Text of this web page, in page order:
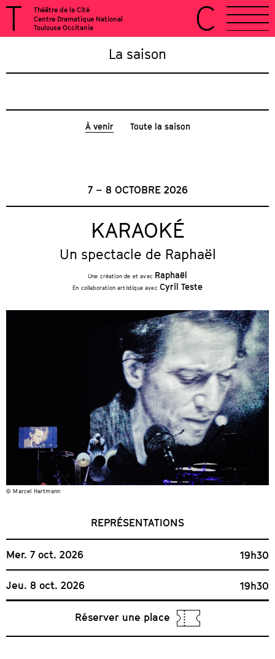
Théâtre de la Cité
Centre Dramatique National
Toulouse Occitanie
À venir Toute la saison
La saison
7 – 8 OCTOBRE 2026
KARAOKÉ
Un spectacle de Raphaël
Une création de et avec Raphaël
En collaboration artistique avec Cyril Teste
© Marcel Hartmann
REPRÉSENTATIONS
Mer. 7 oct. 2026 19h30
Jeu. 8 oct. 2026 19h30
Réserver une place